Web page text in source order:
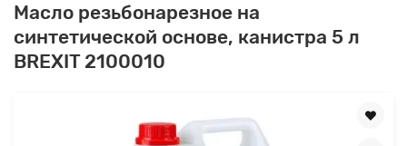
Масло резьбонарезное на
синтетической основе, канистра 5 л
BREXIT 2100010